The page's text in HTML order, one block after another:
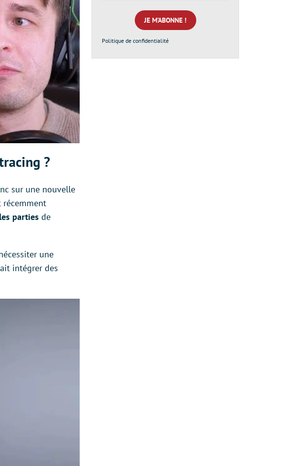
?
sur une nouvelle
récemment
parties de
une
intégrer des
mail
*
Politique de confidentialité